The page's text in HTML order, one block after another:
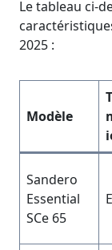
Le tableau ci-
2025 :
Modèle
Sandero
Essential
SCe 65